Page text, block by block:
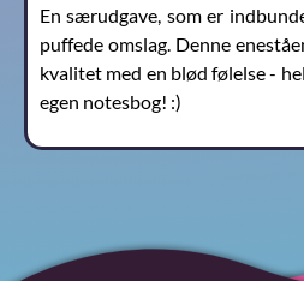
En særudgave, som er
puffede omslag. Denne
kvalitet med en blød følelse -
egen notesbog! :)